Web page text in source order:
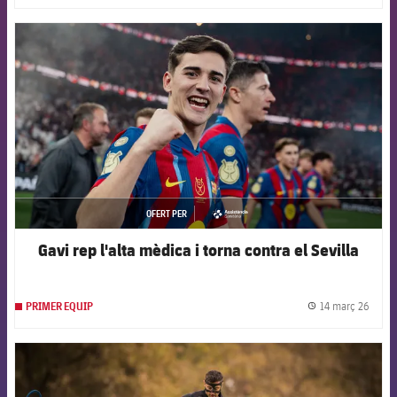
FCB Barcelona badge
OFERT PER
asistencia
Gavi rep l'alta mèdica i torna contra el Sevilla
PRIMER EQUIP 14 març 26
FCB Barcelona badge